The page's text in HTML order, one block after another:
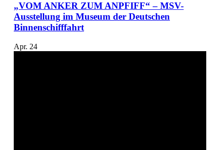
„VOM ANKER ZUM ANPFIFF“ – MSV-
Ausstellung im Museum der Deutschen
Binnenschifffahrt
Apr. 24